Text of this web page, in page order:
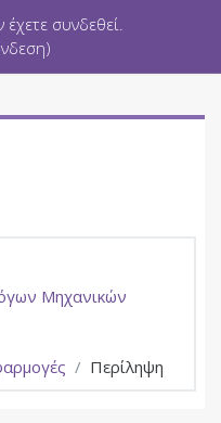
έχετε συνδεθεί.
)
Μηχανικών
Περίληψη